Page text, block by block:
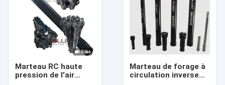
Au sujet de nous
Visite d'usine
Marteau RC haute
pression de l'air
Marteau de forage à
circulation inverse